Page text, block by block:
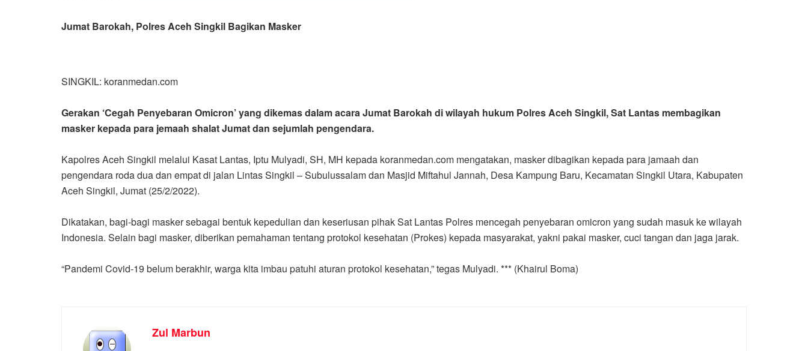
Jumat Barokah, Polres Aceh Singkil Bagikan Masker
SINGKIL: koranmedan.com
Gerakan ‘Cegah Penyebaran Omicron’ yang dikemas dalam acara Jumat Barokah di wilayah hukum Polres Aceh Singkil, Sat Lantas membagikan
masker kepada para jemaah shalat Jumat dan sejumlah pengendara.
Kapolres Aceh Singkil melalui Kasat Lantas, Iptu Mulyadi, SH, MH kepada koranmedan.com mengatakan, masker dibagikan kepada para jamaah dan
pengendara roda dua dan empat di jalan Lintas Singkil – Subulussalam dan Masjid Miftahul Jannah, Desa Kampung Baru, Kecamatan Singkil Utara, Kabupaten
Aceh Singkil, Jumat (25/2/2022).
Dikatakan, bagi-bagi masker sebagai bentuk kepedulian dan keseriusan pihak Sat Lantas Polres mencegah penyebaran omicron yang sudah masuk ke wilayah
Indonesia. Selain bagi masker, diberikan pemahaman tentang protokol kesehatan (Prokes) kepada masyarakat, yakni pakai masker, cuci tangan dan jaga jarak.
“Pandemi Covid-19 belum berakhir, warga kita imbau patuhi aturan protokol kesehatan,” tegas Mulyadi. *** (Khairul Boma)
Zul Marbun